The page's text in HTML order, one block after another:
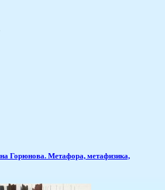
Горюнова. Метафора, метафизика,